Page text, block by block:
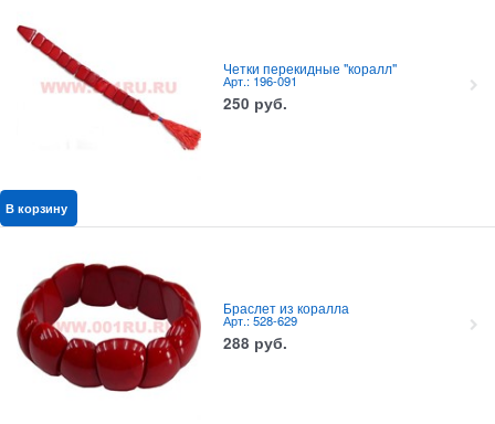
Четки перекидные "коралл"
Арт.: 196-091
250 руб.
В корзину
Браслет из коралла
Арт.: 528-629
288 руб.